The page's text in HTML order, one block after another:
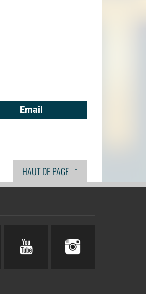
Email
HAUT DE PAGE ↑